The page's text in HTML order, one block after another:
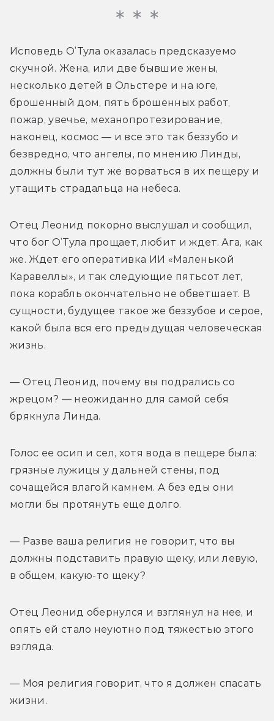
Исповедь О’Тула оказалась предсказуемо
скучной. Жена, или две бывшие жены,
несколько детей в Ольстере и на юге,
брошенный дом, пять брошенных работ,
пожар, увечье, механопротезирование,
наконец, космос — и все это так беззубо и
безвредно, что ангелы, по мнению Линды,
должны были тут же ворваться в их пещеру и
утащить страдальца на небеса.
Отец Леонид покорно выслушал и сообщил,
что бог О’Тула прощает, любит и ждет. Ага, как
же. Ждет его оперативка ИИ «Маленькой
Каравеллы», и так следующие пятьсот лет,
пока корабль окончательно не обветшает. В
сущности, будущее такое же беззубое и серое,
какой была вся его предыдущая человеческая
жизнь.
— Отец Леонид, почему вы подрались со
жрецом? — неожиданно для самой себя
брякнула Линда.
Голос ее осип и сел, хотя вода в пещере была:
грязные лужицы у дальней стены, под
сочащейся влагой камнем. А без еды они
могли бы протянуть еще долго.
— Разве ваша религия не говорит, что вы
должны подставить правую щеку, или левую,
в общем, какую-то щеку?
Отец Леонид обернулся и взглянул на нее, и
опять ей стало неуютно под тяжестью этого
взгляда.
— Моя религия говорит, что я должен спасать
жизни.